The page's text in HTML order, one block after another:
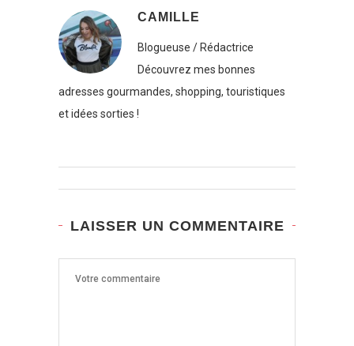
CAMILLE
Blogueuse / Rédactrice
Découvrez mes bonnes
adresses gourmandes, shopping, touristiques
et idées sorties !
LAISSER UN COMMENTAIRE